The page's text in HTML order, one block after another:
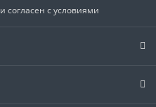
и согласен с условиями